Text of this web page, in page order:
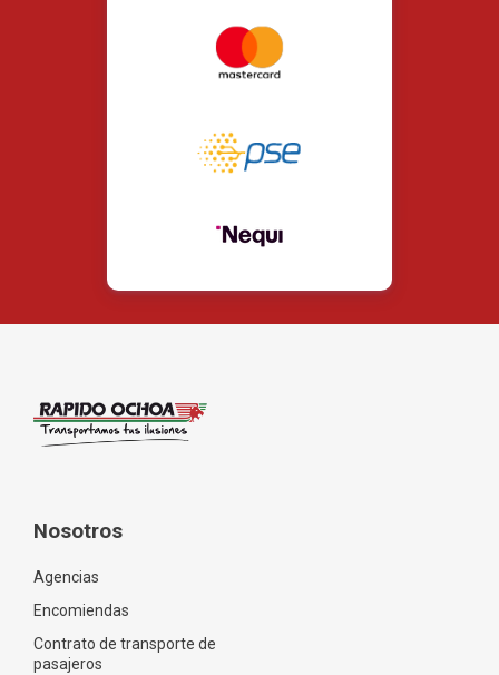
Nosotros
Agencias
Encomiendas
Contrato de transporte de
pasajeros